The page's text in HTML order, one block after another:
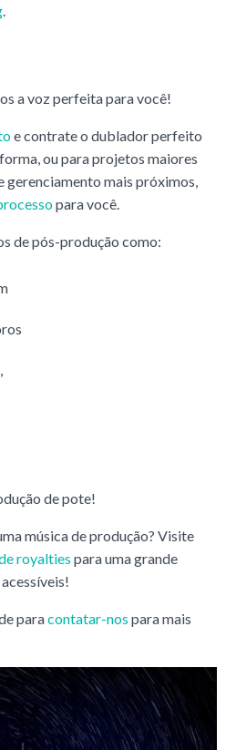
.
a voz perfeita para você!
e contrate o dublador perfeito
ou para projetos maiores
mais próximos,
para você.
de pós-produção como:
de pote!
música de produção? Visite
royalties para uma grande
paracontatar-nos para mais